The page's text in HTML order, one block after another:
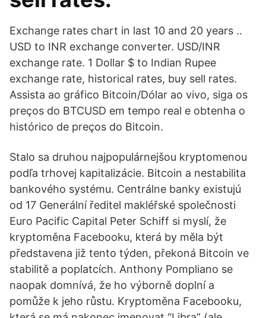
Exchange rates chart in last 10 and 20 years ..
USD to INR exchange converter. USD/INR
exchange rate. 1 Dollar $ to Indian Rupee
exchange rate, historical rates, buy sell rates.
Assista ao gráfico Bitcoin/Dólar ao vivo, siga os
preços do BTCUSD em tempo real e obtenha o
histórico de preços do Bitcoin.
Stalo sa druhou najpopulárnejšou kryptomenou
podľa trhovej kapitalizácie. Bitcoin a nestabilita
bankového systému. Centrálne banky existujú
od 17 Generální ředitel makléřské společnosti
Euro Pacific Capital Peter Schiff si myslí, že
kryptoměna Facebooku, která by měla být
představena již tento týden, překoná Bitcoin ve
stabilitě a poplatcích. Anthony Pompliano se
naopak domnívá, že ho výborně doplní a
pomůže k jeho růstu. Kryptoměna Facebooku,